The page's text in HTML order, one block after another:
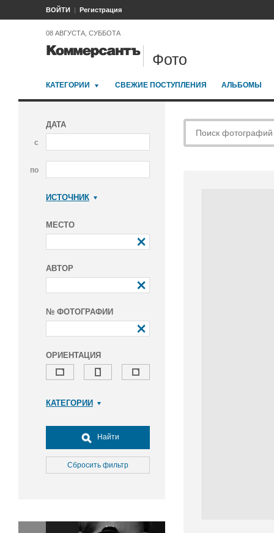
ВОЙТИ Регистрация
08 АВГУСТА, СУББОТА
Фото
КАТЕГОРИИ СВЕЖИЕ ПОСТУПЛЕНИЯ АЛЬБОМЫ
ДАТА
с
по
ИСТОЧНИК
МЕСТО
АВТОР
№ ФОТОГРАФИИ
ОРИЕНТАЦИЯ
КАТЕГОРИИ
Досуг, туризм и отдых
Культура
Медицина
Окружающая среда
Найти
Сбросить фильтр